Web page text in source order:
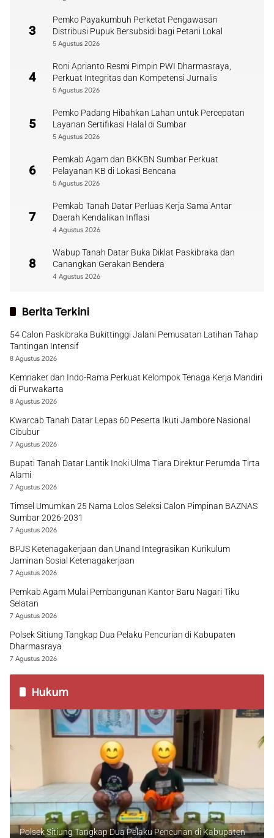
3
Pemko Payakumbuh Perketat Pengawasan
Distribusi Pupuk Bersubsidi bagi Petani Lokal
5 Agustus 2026
4
Roni Aprianto Resmi Pimpin PWI Dharmasraya,
Perkuat Integritas dan Kompetensi Jurnalis
5 Agustus 2026
5
Pemko Padang Hibahkan Lahan untuk Percepatan
Layanan Sertifikasi Halal di Sumbar
5 Agustus 2026
6
Pemkab Agam dan BKKBN Sumbar Perkuat
Pelayanan KB di Lokasi Bencana
5 Agustus 2026
7
Pemkab Tanah Datar Perluas Kerja Sama Antar
Daerah Kendalikan Inflasi
4 Agustus 2026
8
Wabup Tanah Datar Buka Diklat Paskibraka dan
Canangkan Gerakan Bendera
4 Agustus 2026
Berita Terkini
54 Calon Paskibraka Bukittinggi Jalani Pemusatan Latihan Tahap
Tantingan Intensif
8 Agustus 2026
Kemnaker dan Indo-Rama Perkuat Kelompok Tenaga Kerja Mandiri
di Purwakarta
8 Agustus 2026
Kwarcab Tanah Datar Lepas 60 Peserta Ikuti Jambore Nasional
Cibubur
7 Agustus 2026
Bupati Tanah Datar Lantik Inoki Ulma Tiara Direktur Perumda Tirta
Alami
7 Agustus 2026
Timsel Umumkan 25 Nama Lolos Seleksi Calon Pimpinan BAZNAS
Sumbar 2026-2031
7 Agustus 2026
BPJS Ketenagakerjaan dan Unand Integrasikan Kurikulum
Jaminan Sosial Ketenagakerjaan
7 Agustus 2026
Pemkab Agam Mulai Pembangunan Kantor Baru Nagari Tiku
Selatan
7 Agustus 2026
Polsek Sitiung Tangkap Dua Pelaku Pencurian di Kabupaten
Dharmasraya
7 Agustus 2026
Hukum
Polsek Sitiung Tangkap Dua Pelaku Pencurian di Kabupaten